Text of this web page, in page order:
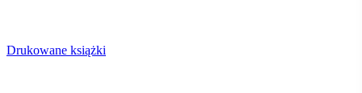
Drukowane książki